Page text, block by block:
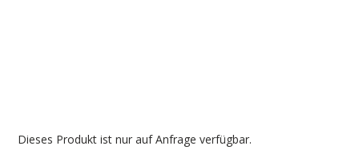
Dieses Produkt ist nur auf Anfrage verfügbar.